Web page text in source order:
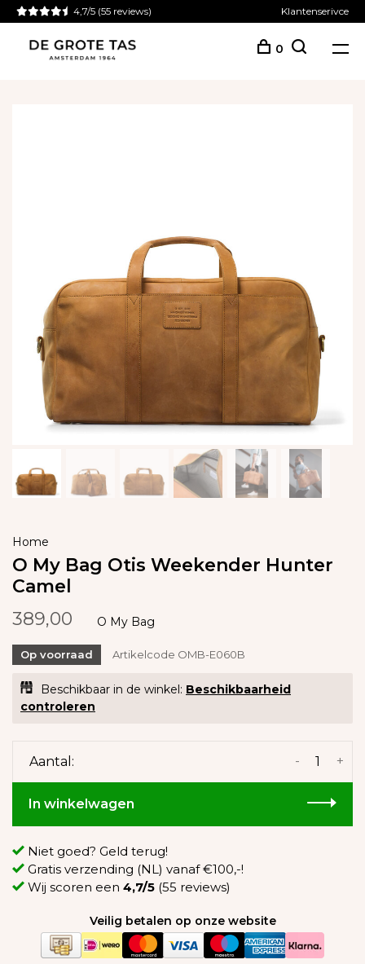
4,7/5 (55 reviews) Klantenserivce
0
Home
O My Bag Otis Weekender Hunter
Camel
389,00
O My Bag
Op voorraad Artikelcode OMB-E060B
Beschikbaar in de winkel: Beschikbaarheid
controleren
Aantal: +
-
In winkelwagen
Niet goed? Geld terug!
Gratis verzending (NL) vanaf €100,-!
Wij scoren een 4,7/5 (55 reviews)
Veilig betalen op onze website